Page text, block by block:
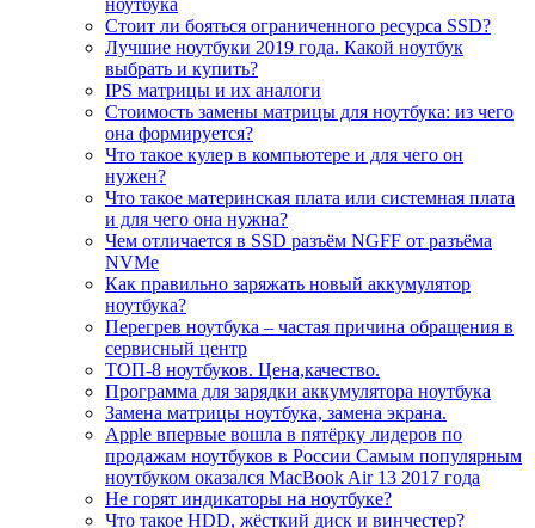
ноутбука
Стоит ли бояться ограниченного ресурса SSD?
Лучшие ноутбуки 2019 года. Какой ноутбук
выбрать и купить?
IPS матрицы и их аналоги
Стоимость замены матрицы для ноутбука: из чего
она формируется?
Что такое кулер в компьютере и для чего он
нужен?
Что такое материнская плата или системная плата
и для чего она нужна?
Чем отличается в SSD разъём NGFF от разъёма
NVMe
Как правильно заряжать новый аккумулятор
ноутбука?
Перегрев ноутбука – частая причина обращения в
сервисный центр
ТОП-8 ноутбуков. Цена,качество.
Программа для зарядки аккумулятора ноутбука
Замена матрицы ноутбука, замена экрана.
Apple впервые вошла в пятёрку лидеров по
продажам ноутбуков в России Самым популярным
ноутбуком оказался MacBook Air 13 2017 года
Не горят индикаторы на ноутбуке?
Что такое HDD, жёсткий диск и винчестер?